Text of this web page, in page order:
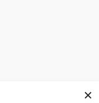
×